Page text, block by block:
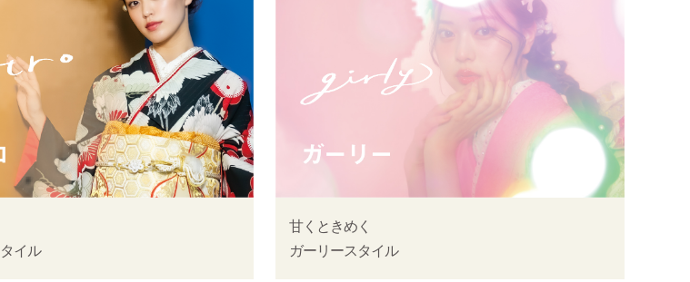
イル
甘くときめく
ガーリースタイル